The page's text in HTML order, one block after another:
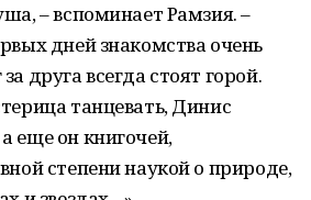
– вспоминает Рамзия. –
дней знакомства очень
друга всегда стоят горой.
танцевать, Динис
еще он книгочей,
степени наукой о природе,